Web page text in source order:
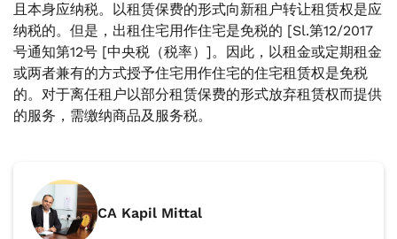
且本身应纳税。以租赁保费的形式向新租户转让租赁权是应
纳税的。但是，出租住宅用作住宅是免税的 [Sl.第12/2017
号通知第12号 [中央税（税率）]。因此，以租金或定期租金
或两者兼有的方式授予住宅用作住宅的住宅租赁权是免税
的。对于离任租户以部分租赁保费的形式放弃租赁权而提供
的服务，需缴纳商品及服务税。
CA Kapil Mittal